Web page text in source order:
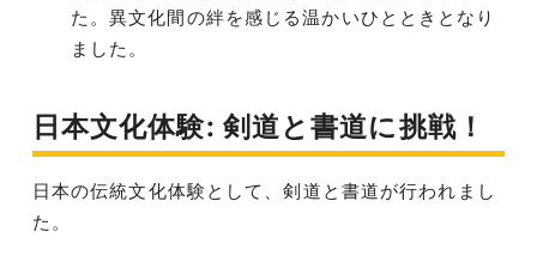
た。異文化間の絆を感じる温かいひとときとなり
ました。
日本文化体験: 剣道と書道に挑戦！
日本の伝統文化体験として、剣道と書道が行われまし
た。